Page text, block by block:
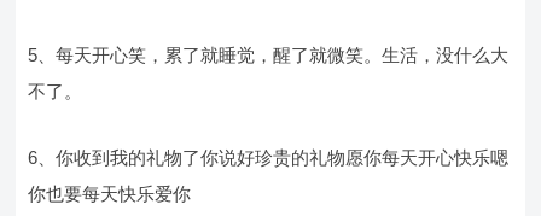
5、每天开心笑，累了就睡觉，醒了就微笑。生活，没什么大
不了。
6、你收到我的礼物了你说好珍贵的礼物愿你每天开心快乐嗯
你也要每天快乐爱你